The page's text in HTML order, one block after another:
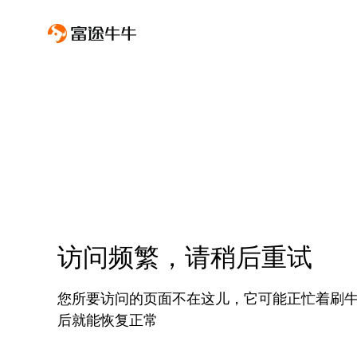
访问频繁，请稍后重试
您所要访问的页面不在这儿，它可能正忙着刷
后就能恢复正常